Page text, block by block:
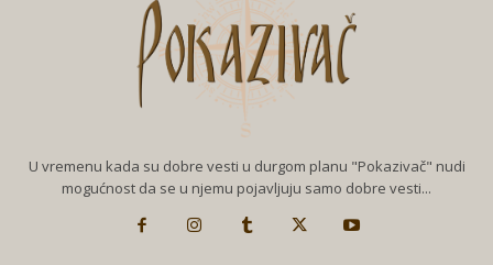
U vremenu kada su dobre vesti u durgom planu "Pokazivač" nudi
mogućnost da se u njemu pojavljuju samo dobre vesti...